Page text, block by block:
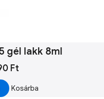
gél lakk 8ml
Ft
Kosárba